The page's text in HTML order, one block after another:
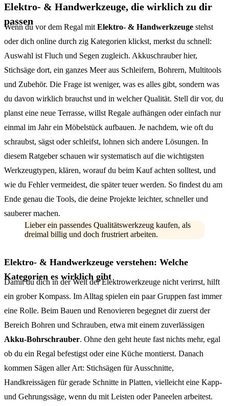
Elektro- & Handwerkzeuge, die wirklich zu dir
passen
Wenn du vor dem Regal mitElektro- & Handwerkzeuge stehst
oder dich online durch zig Kategorien klickst, merkst du schnell:
Auswahl ist Fluch und Segen zugleich. Akkuschrauber hier,
Stichsäge dort, ein ganzes Meer aus Schleifern, Bohrern, Multitools
und Zubehör. Die Frage ist weniger, was es alles gibt, sondern was
du davon wirklich brauchst und in welcher Qualität. Stell dir vor, du
planst eine neue Terrasse, willst Regale aufhängen oder einfach nur
einmal im Jahr ein Möbelstück aufbauen. Je nachdem, wie oft du
schraubst, sägst oder schleifst, lohnen sich andere Lösungen. In
diesem Ratgeber schauen wir systematisch auf die wichtigsten
Werkzeugtypen, klären, worauf du beim Kauf achten solltest, und
wie du Fehler vermeidest, die später teuer werden. So findest du am
Ende genau die Tools, die deine Projekte leichter, schneller und
sauberer machen.
Lieber ein passendes Qualitätswerkzeug kaufen, als
dreimal billig und doch frustriert arbeiten.
Elektro- & Handwerkzeuge verstehen: Welche
Kategorien es wirklich gibt
Damit du dich in der Welt der Elektrowerkzeuge nicht verirrst, hilft
ein grober Kompass. Im Alltag spielen ein paar Gruppen fast immer
eine Rolle. Beim Bauen und Renovieren begegnet dir zuerst der
Bereich Bohren und Schrauben, etwa mit einem zuverlässigen
Akku-Bohrschrauber. Ohne den geht heute fast nichts mehr, egal
ob du ein Regal befestigst oder eine Küche montierst. Danach
kommen Sägen aller Art: Stichsägen für Ausschnitte,
Handkreissägen für gerade Schnitte in Platten, vielleicht eine Kapp-
und Gehrungssäge, wenn du mit Leisten oder Paneelen arbeitest.